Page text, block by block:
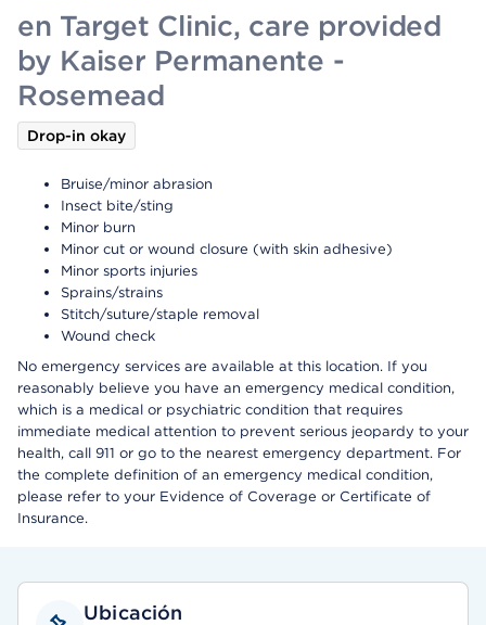
en Target Clinic, care provided
by Kaiser Permanente -
Rosemead
Drop-in okay
Bruise/minor abrasion
Insect bite/sting
Minor burn
Minor cut or wound closure (with skin adhesive)
Minor sports injuries
Sprains/strains
Stitch/suture/staple removal
Wound check
No emergency services are available at this location. If you
reasonably believe you have an emergency medical condition,
which is a medical or psychiatric condition that requires
immediate medical attention to prevent serious jeopardy to your
health, call 911 or go to the nearest emergency department. For
the complete definition of an emergency medical condition,
please refer to your Evidence of Coverage or Certificate of
Insurance.
Ubicación